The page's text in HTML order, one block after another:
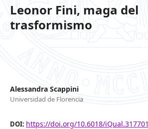
Leonor Fini, maga del
trasformismo
Alessandra Scappini
Universidad de Florencia
DOI: https://doi.org/10.6018/iQual.317701